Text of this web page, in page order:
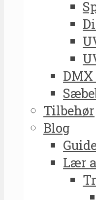
Tilbehør
Blog
Lær